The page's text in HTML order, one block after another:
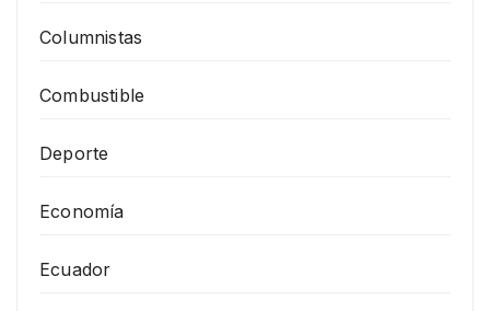
Columnistas
Combustible
Deporte
Economía
Ecuador